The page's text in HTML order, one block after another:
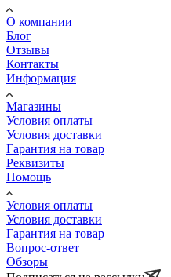
О компании
Блог
Отзывы
Контакты
Информация
Магазины
Условия оплаты
Условия доставки
Гарантия на товар
Реквизиты
Помощь
Условия оплаты
Условия доставки
Гарантия на товар
Вопрос-ответ
Обзоры